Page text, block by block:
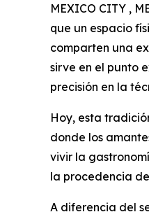
MEXICO CITY ,
que un espacio
comparten una
sirve en el punto
precisión en la
Hoy, esta
donde los
vivir la
la procedencia
A diferencia del